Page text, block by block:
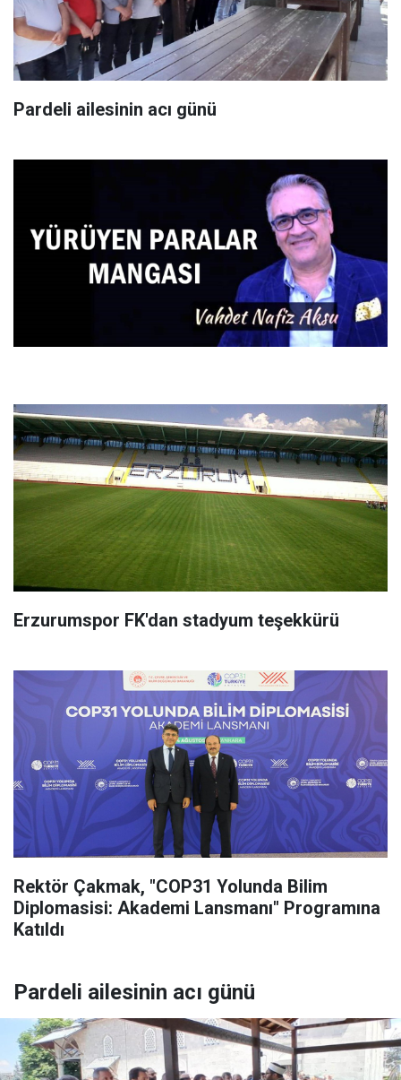
Pardeli ailesinin acı günü
Erzurumspor FK'dan stadyum teşekkürü
Rektör Çakmak, "COP31 Yolunda Bilim
Diplomasisi: Akademi Lansmanı" Programına
Katıldı
Pardeli ailesinin acı günü